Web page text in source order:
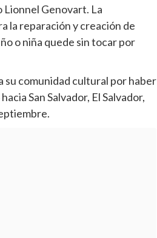
Genovart. La
la reparación y creación de
o niña quede sin tocar por
su comunidad cultural por haber
San Salvador, El Salvador,